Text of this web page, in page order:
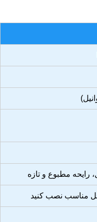
رایحه مطبوع و تازه
مناسب نصب کنید